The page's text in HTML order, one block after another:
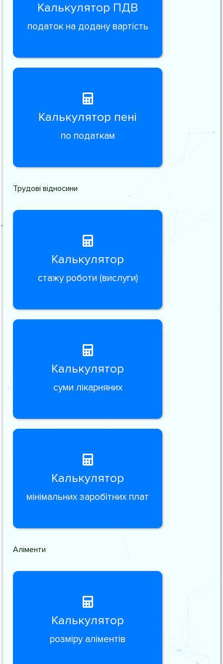
Калькулятор ПДВ
податок на додану вартість
Калькулятор пені
по податкам
Трудові відносини
Калькулятор
стажу роботи (вислуги)
Калькулятор
суми лікарняних
Калькулятор
мінімальних заробітних плат
Аліменти
Калькулятор
розміру аліментів